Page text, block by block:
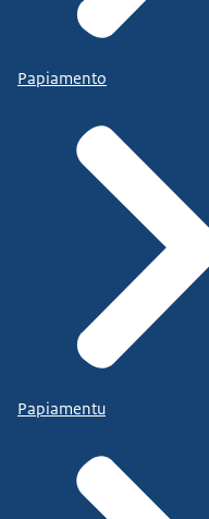
Papiamento
Papiamentu